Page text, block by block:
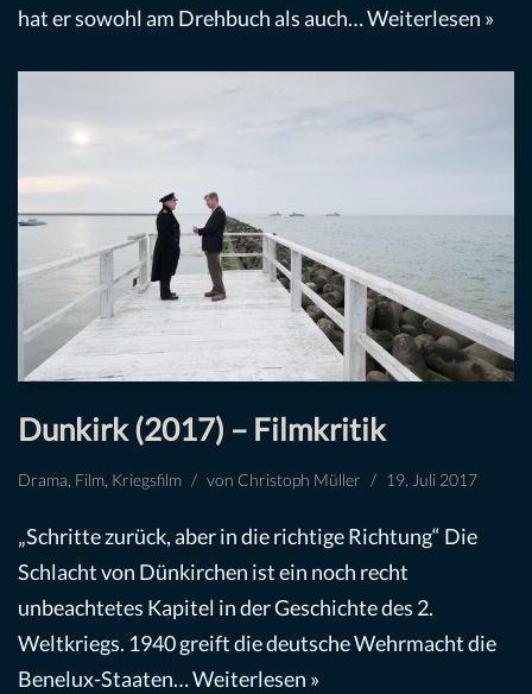
hat er sowohl am Drehbuch als auch…Weiterlesen »
Dunkirk (2017) – Filmkritik
Drama Film Kriegsfilm von Christoph Müller 19. Juli 2017
„Schritte zurück, aber in die richtige Richtung“ Die
Schlacht von Dünkirchen ist ein noch recht
unbeachtetes Kapitel in der Geschichte des 2.
Weltkriegs. 1940 greift die deutsche Wehrmacht die
Benelux-Staaten…Weiterlesen »